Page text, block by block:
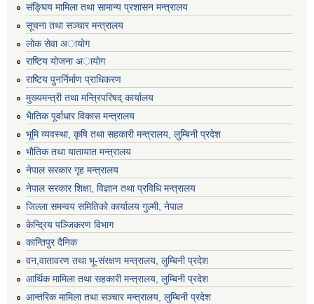
संङ्घिय मामिला तथा सामान्य प्रशासन मन्त्रालय
सूचना तथा सञ्चार मन्त्रालय
लाेक सेवा अायाेग
राष्टिय याेजना अायाेग
राष्टिय पुनर्निर्माण प्राधिकरण
मुख्यमन्त्री तथा मन्त्रिपरिषद् कार्यालय
भैातिक पूर्वाधार विकास मन्त्रालय
भूमि व्यवस्था, कृषि तथा सहकारी मन्त्रालय, लु्म्बिनी प्रदेश
भाैतिक तथा यातायात मन्त्रालय
नेपाल सरकार गृह मन्त्रालय
नेपाल सरकार शिक्षा, विज्ञान तथा प्रविधि मन्त्रालय
जिल्ला समन्वय समितिको कार्यालय गुल्मी, नेपाल
केन्द्रिय पञ्जिकरण विभाग
कान्तिपुर दैनिक
वन,वातावरण तथा भू-संरक्षण मन्त्रालय, लुम्बिनी प्रदेश
आर्थिक मामिला तथा सहकारी मन्त्रालय, लुम्बिनी प्रदेश
आन्तरिक मामिला तथा सञ्चार मन्त्रालय, लुम्बिनी प्रदेश